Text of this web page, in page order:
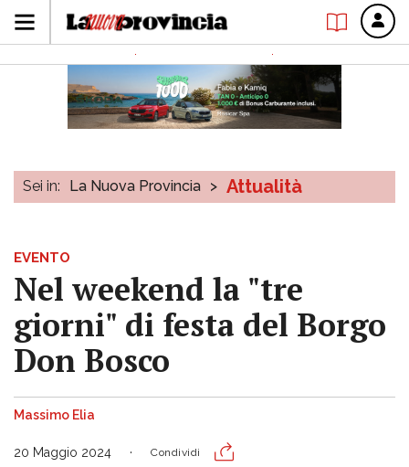
Sei in: La Nuova Provincia > Attualità
EVENTO
Nel weekend la "tre
giorni" di festa del Borgo
Don Bosco
Massimo Elia
20 Maggio 2024 Condividi